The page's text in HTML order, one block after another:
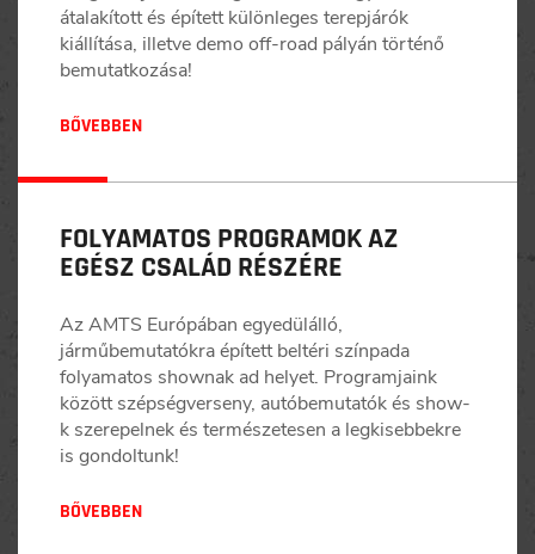
átalakított és épített különleges terepjárók
kiállítása, illetve demo off-road pályán történő
bemutatkozása!
BŐVEBBEN
FOLYAMATOS PROGRAMOK AZ
EGÉSZ CSALÁD RÉSZÉRE
Az AMTS Európában egyedülálló,
járműbemutatókra épített beltéri színpada
folyamatos shownak ad helyet. Programjaink
között szépségverseny, autóbemutatók és show-
k szerepelnek és természetesen a legkisebbekre
is gondoltunk!
BŐVEBBEN